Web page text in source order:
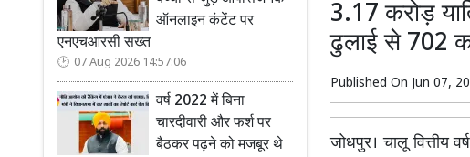
ऑनलाइन कंटेंट पर
एनएचआरसी सख्त
07 Aug 2026 14:57:06
वर्ष 2022 में बिना
चारदीवारी और फर्श पर
बैठकर पढ़ने को मजबूर थे
3.17 करोड़
ढुलाई से 702
Published On Jun 07,
जोधपुर। चालू वित्तीय